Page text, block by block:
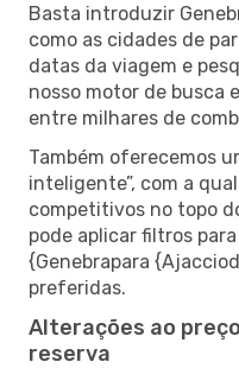
Basta introduzir
como as cidades de
datas da viagem e
nosso motor de busca
entre milhares de
Também oferecemos
inteligente”, com a
competitivos no topo
pode aplicar filtros
{Genebrapara
preferidas.
Alterações ao
reserva